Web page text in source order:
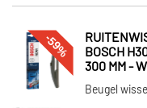
-59%
BOSCH
300 MM -
Beugel